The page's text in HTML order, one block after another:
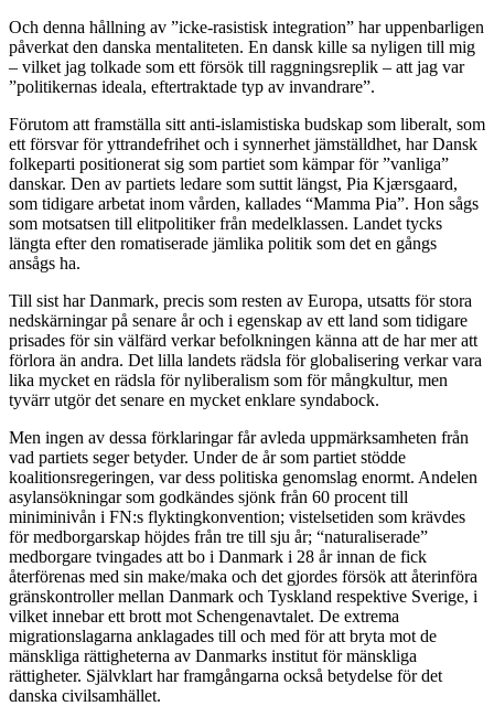
Och denna hållning av ”icke-rasistisk integration” har uppenbarligen
påverkat den danska mentaliteten. En dansk kille sa nyligen till mig
– vilket jag tolkade som ett försök till raggningsreplik – att jag var
”politikernas ideala, eftertraktade typ av invandrare”.
Förutom att framställa sitt anti-islamistiska budskap som liberalt, som
ett försvar för yttrandefrihet och i synnerhet jämställdhet, har Dansk
folkeparti positionerat sig som partiet som kämpar för ”vanliga”
danskar. Den av partiets ledare som suttit längst, Pia Kjærsgaard,
som tidigare arbetat inom vården, kallades “Mamma Pia”. Hon sågs
som motsatsen till elitpolitiker från medelklassen. Landet tycks
längta efter den romatiserade jämlika politik som det en gångs
ansågs ha.
Till sist har Danmark, precis som resten av Europa, utsatts för stora
nedskärningar på senare år och i egenskap av ett land som tidigare
prisades för sin välfärd verkar befolkningen känna att de har mer att
förlora än andra. Det lilla landets rädsla för globalisering verkar vara
lika mycket en rädsla för nyliberalism som för mångkultur, men
tyvärr utgör det senare en mycket enklare syndabock.
Men ingen av dessa förklaringar får avleda uppmärksamheten från
vad partiets seger betyder. Under de år som partiet stödde
koalitionsregeringen, var dess politiska genomslag enormt. Andelen
asylansökningar som godkändes sjönk från 60 procent till
miniminivån i FN:s flyktingkonvention; vistelsetiden som krävdes
för medborgarskap höjdes från tre till sju år; “naturaliserade”
medborgare tvingades att bo i Danmark i 28 år innan de fick
återförenas med sin make/maka och det gjordes försök att återinföra
gränskontroller mellan Danmark och Tyskland respektive Sverige, i
vilket innebar ett brott mot Schengenavtalet. De extrema
migrationslagarna anklagades till och med för att bryta mot de
mänskliga rättigheterna av Danmarks institut för mänskliga
rättigheter. Självklart har framgångarna också betydelse för det
danska civilsamhället.